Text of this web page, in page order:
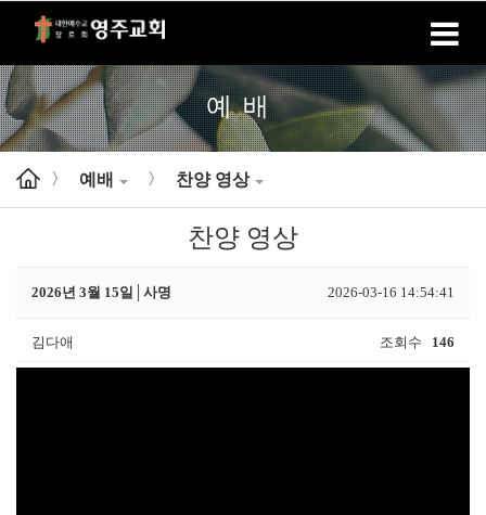
홈 로그인 회원가입
예배
> 예배 > 찬양 영상
찬양 영상
2026년 3월 15일│사명 2026-03-16 14:54:41
김다애 조회수 146